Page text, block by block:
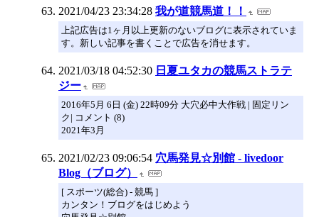
2021/04/23 23:34:28 我が道競馬道！！
上記広告は1ヶ月以上更新のないブログに表示されていま
す。新しい記事を書くことで広告を消せます。
2021/03/18 04:52:30 日夏ユタカの競馬ストラテ
ジー
2016年5月 6日 (金) 22時09分 大穴必中大作戦 | 固定リン
ク| コメント (8)
2021年3月
2021/02/23 09:06:54 穴馬発見☆別館 - livedoor
Blog（ブログ）
[ スポーツ(総合) - 競馬 ]
カンタン！ブログをはじめよう